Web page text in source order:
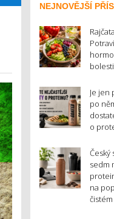
NEJNOVĚJŠÍ
Je
po
o
sedm
na